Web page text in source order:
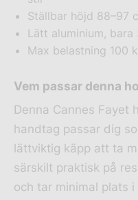
Ställbar höjd 88–97
Lätt aluminium, bara
Max belastning 100
Vem passar denna
Denna Cannes Fayet
handtag passar dig
lättviktig käpp att ta
särskilt praktisk på
och tar minimal plats i